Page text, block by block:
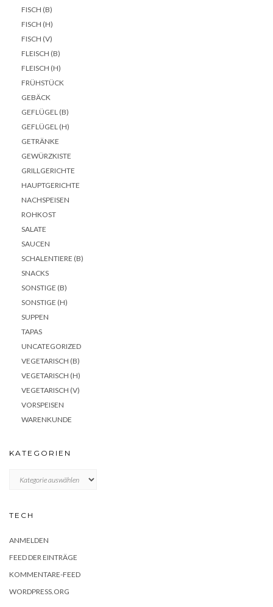
FISCH (B)
FISCH (H)
FISCH (V)
FLEISCH (B)
FLEISCH (H)
FRÜHSTÜCK
GEBÄCK
GEFLÜGEL (B)
GEFLÜGEL (H)
GETRÄNKE
GEWÜRZKISTE
GRILLGERICHTE
HAUPTGERICHTE
NACHSPEISEN
ROHKOST
SALATE
SAUCEN
SCHALENTIERE (B)
SNACKS
SONSTIGE (B)
SONSTIGE (H)
SUPPEN
TAPAS
UNCATEGORIZED
VEGETARISCH (B)
VEGETARISCH (H)
VEGETARISCH (V)
VORSPEISEN
WARENKUNDE
KATEGORIEN
TECH
ANMELDEN
FEED DER EINTRÄGE
KOMMENTARE-FEED
WORDPRESS.ORG